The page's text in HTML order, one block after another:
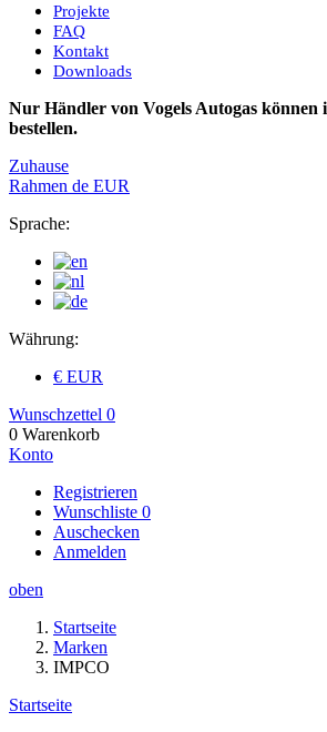
Projekte
FAQ
Kontakt
Downloads
Nur Händler von Vogels Autogas können
bestellen.
Zuhause
Rahmen de EUR
Sprache:
Währung:
€ EUR
Wunschzettel 0
0 Warenkorb
Konto
Registrieren
Wunschliste 0
Auschecken
Anmelden
oben
Startseite
Marken
IMPCO
Startseite